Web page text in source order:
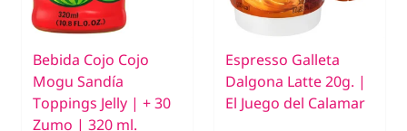
Bebida Cojo Cojo
Mogu Sandía
Toppings Jelly | + 30
Zumo | 320 ml.
Espresso Galleta
Dalgona Latte 20g. |
El Juego del Calamar